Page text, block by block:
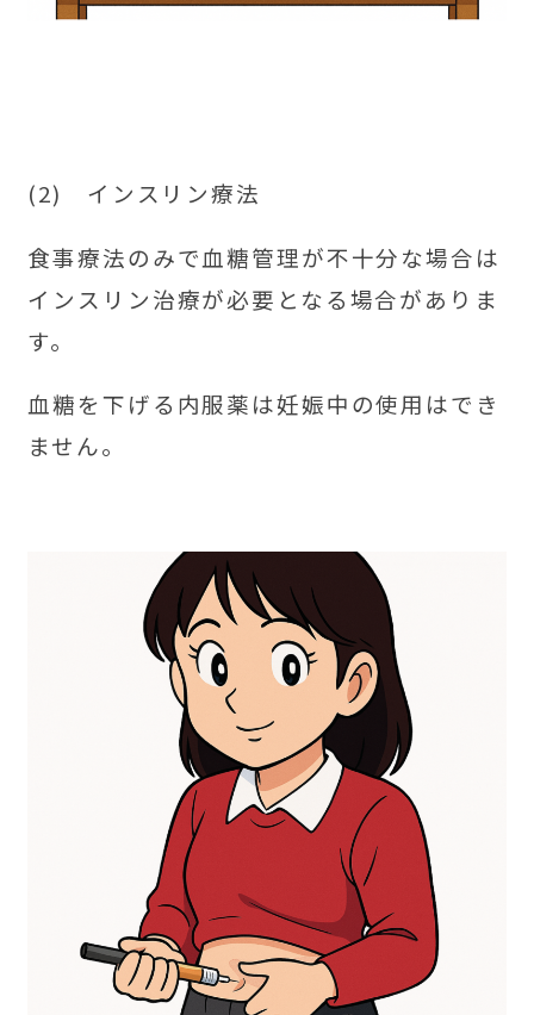
(2) インスリン療法
食事療法のみで血糖管理が不十分な場合は
インスリン治療が必要となる場合がありま
す。
血糖を下げる内服薬は妊娠中の使用はでき
ません。